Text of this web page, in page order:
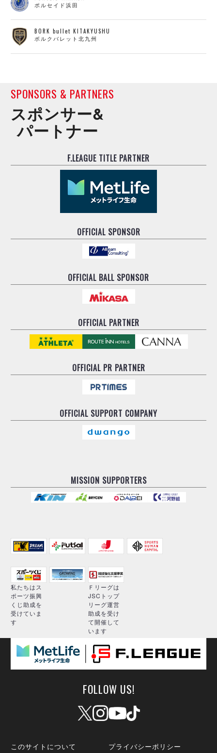
ポルセイド浜田
BORK bullet KITAKYUSHU
ボルクバレット北九州
SPONSORS & PARTNERS
スポンサー&
パートナー
F.LEAGUE TITLE PARTNER
OFFICIAL SPONSOR
OFFICIAL BALL SPONSOR
OFFICIAL PARTNER
OFFICIALPR PARTNER
OFFICIAL SUPPORT COMPANY
MISSION SUPPORTERS
私たちはス
ポーツ振興
くじ助成を
受けていま
す
Ｆリーグは
JSCトップ
リーグ運営
助成を受け
て開催して
います
FOLLOW US!
このサイトについて プライバシーポリシー